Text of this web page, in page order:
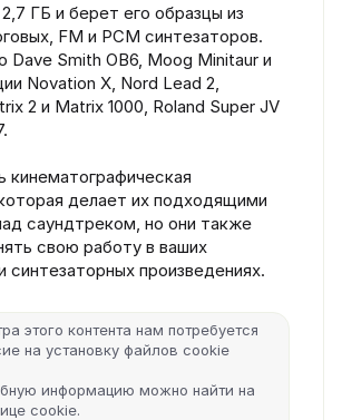
ГБ и берет его образцы из
FM и PCM синтезаторов.
Dave Smith OB6, Moog Minitaur и
Novation X, Nord Lead 2,
2 и Matrix 1000, Roland Super JV
кинематографическая
делает их подходящими
саундтреком, но они также
свою работу в ваших
синтезаторных произведениях.
этого контента нам потребуется
на установку файлов cookie
информацию можно найти на
cookie.